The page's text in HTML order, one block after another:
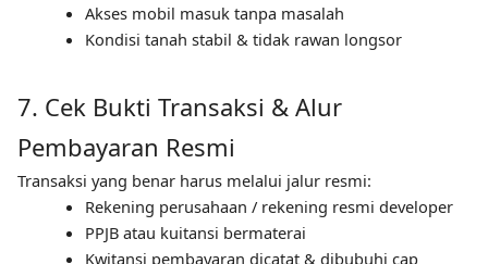
Akses mobil masuk tanpa masalah
Kondisi tanah stabil & tidak rawan longsor
7. Cek Bukti Transaksi & Alur
Pembayaran Resmi
Transaksi yang benar harus melalui jalur resmi:
Rekening perusahaan / rekening resmi developer
PPJB atau kuitansi bermaterai
Kwitansi pembayaran dicatat & dibubuhi cap